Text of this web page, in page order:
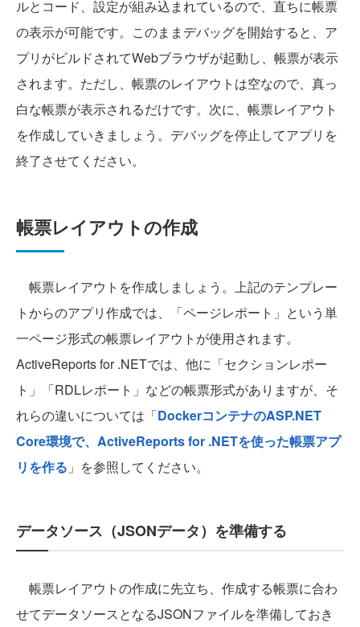
ルとコード、設定が組み込まれているので、直ちに帳票
の表示が可能です。このままデバッグを開始すると、ア
プリがビルドされてWebブラウザが起動し、帳票が表示
されます。ただし、帳票のレイアウトは空なので、真っ
白な帳票が表示されるだけです。次に、帳票レイアウト
を作成していきましょう。デバッグを停止してアプリを
終了させてください。
帳票レイアウトの作成
帳票レイアウトを作成しましょう。上記のテンプレー
トからのアプリ作成では、「ページレポート」という単
一ページ形式の帳票レイアウトが使用されます。
ActiveReports for .NETでは、他に「セクションレポー
ト」「RDLレポート」などの帳票形式がありますが、そ
れらの違いについては「DockerコンテナのASP.NET
Core環境で、ActiveReports for .NETを使った帳票アプ
リを作る 」を参照してください。
データソース（JSONデータ）を準備する
帳票レイアウトの作成に先立ち、作成する帳票に合わ
せてデータソースとなるJSONファイルを準備しておき